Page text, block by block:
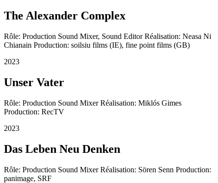
The Alexander Complex
Rôle: Production Sound Mixer, Sound Editor Réalisation: Neasa Ni
Chianain Production: soilsiu films (IE), fine point films (GB)
2023
Unser Vater
Rôle: Production Sound Mixer Réalisation: Miklós Gimes
Production: RecTV
2023
Das Leben Neu Denken
Rôle: Production Sound Mixer Réalisation: Sören Senn Production:
panimage, SRF